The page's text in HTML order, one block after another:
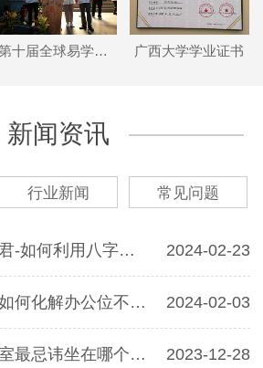
第十届全球易学名人峰会 广西大学学业证书
新闻资讯
行业新闻 常见问题
杭州风水大师叶圣君-如何利用八字预测事业，分析工作运势 2024-02-23
杭州办公室风水之如何化解办公位不利的情况? 2024-02-03
办公室风水之办公室最忌讳坐在哪个位置呢？ 2023-12-28